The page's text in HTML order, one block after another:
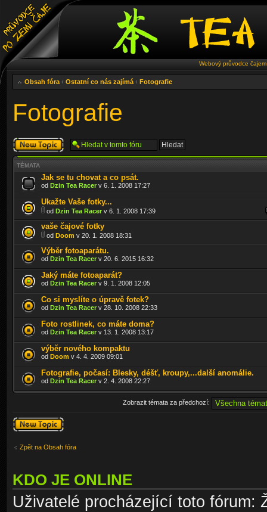
Webový průvodce
Obsah fóra ‹ Ostatní co nás zajímá ‹ Fotografie
Fotografie
Odeslat nové
téma
TÉMATA
Jak se tu chovat a co psát.
od Dzin Tea Racer v 6. 1. 2008 17:27
Ukažte Vaše fotky...
od Dzin Tea Racer v 6. 1. 2008 17:39
vaše čajové fotky
od Doom v 20. 1. 2008 18:31
Výběr fotoaparátu.
od Dzin Tea Racer v 20. 6. 2015 16:32
Jaký máte fotoaparát?
od Dzin Tea Racer v 9. 1. 2008 12:05
Co si myslíte o úpravě fotek?
od Dzin Tea Racer v 28. 10. 2008 22:33
Foto rostlinek, co máte doma?
od Dzin Tea Racer v 13. 1. 2008 13:17
výběr nového kompaktu
od Doom v 4. 4. 2009 09:01
Fotografie, počasí: Blesky, déšť, kroupy,...další anomálie.
od Dzin Tea Racer v 2. 4. 2008 22:27
Zobrazit témata za předchozí:
Odeslat nové
téma
Zpět na Obsah fóra
KDO JE ONLINE
Uživatelé procházející toto fórum: